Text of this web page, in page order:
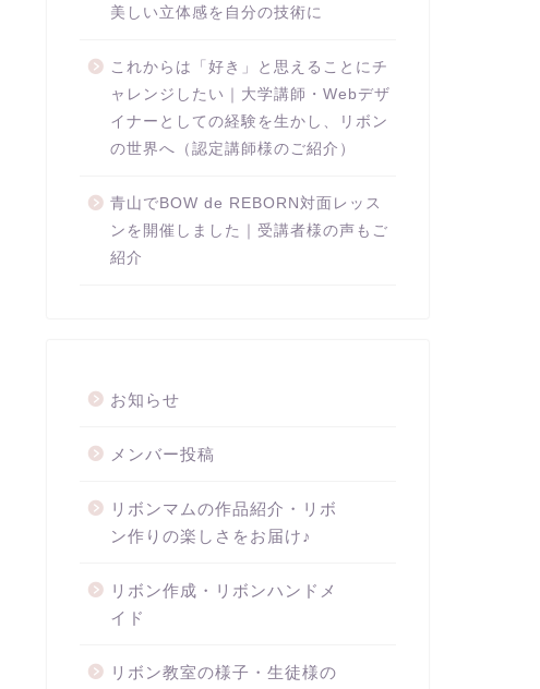
美しい立体感を自分の技術に
これからは「好き」と思えることにチ
ャレンジしたい｜大学講師・Webデザ
イナーとしての経験を生かし、リボン
の世界へ（認定講師様のご紹介）
青山でBOW de REBORN対面レッス
ンを開催しました｜受講者様の声もご
紹介
お知らせ
メンバー投稿
リボンマムの作品紹介・リボ
ン作りの楽しさをお届け♪
リボン作成・リボンハンドメ
イド
リボン教室の様子・生徒様の